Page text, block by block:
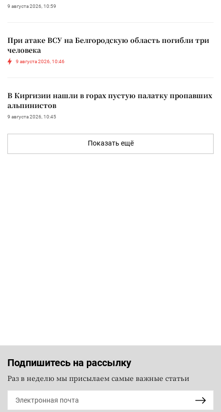
9 августа 2026, 10:59
При атаке ВСУ на Белгородскую область погибли три
человека
9 августа 2026, 10:46
В Киргизии нашли в горах пустую палатку пропавших
альпинистов
9 августа 2026, 10:45
Показать ещё
Подпишитесь на рассылку
Раз в неделю мы присылаем самые важные статьи